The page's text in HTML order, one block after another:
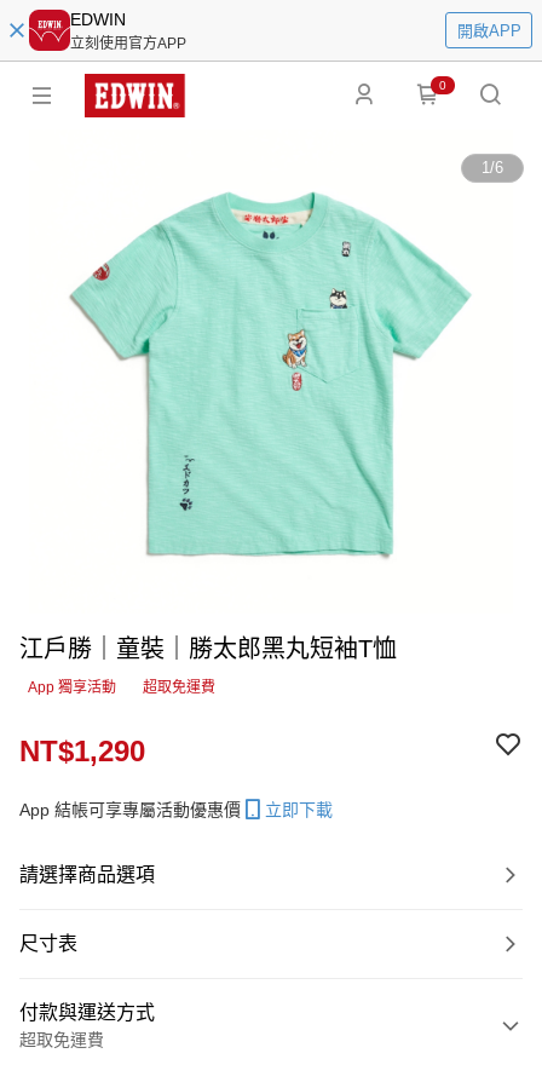
EDWIN
立刻使用官方APP
開啟APP
0
1/6
江戶勝｜童裝｜勝太郎黑丸短袖T恤
App 獨享活動 超取免運費
NT$1,290
App 結帳可享專屬活動優惠價 立即下載
請選擇商品選項
尺寸表
付款與運送方式
超取免運費